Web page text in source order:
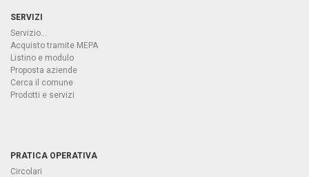
SERVIZI
Servizio...
Acquisto tramite MEPA
Listino e modulo
Proposta aziende
Cerca il comune
Prodotti e servizi
PRATICA OPERATIVA
Circolari